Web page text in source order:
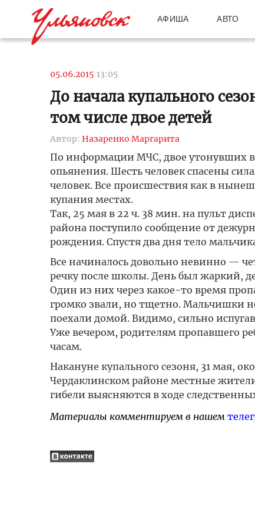
АФИША АВТО
05.06.2015 13:05
До начала купального
том числе двое детей
Автор: Назаренко Маргарита
По информации МЧС, двое утонувших
опьянения. Шесть человек спасены
человек. Все происшествия как в
купания местах.
Так, 25 мая в 22 ч. 38 мин. на пульт
района поступило сообщение от
рождения. Спустя два дня тело
Все начиналось довольно невинно —
речку после школы. День был жаркий,
Один из них через какое-то время
громко звали, но тщетно. Мальчишки
поехали домой. Видимо, сильно
Уже вечером, родителям пропавшего
часам.
Накануне купального сезоня, 31 мая,
Чердаклинском районе местные
гибели выясняются в ходе
Материалы комментируем в нашем